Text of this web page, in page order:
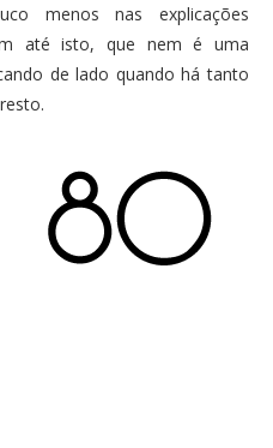
menos nas explicações
até isto, que nem é uma
de lado quando há tanto